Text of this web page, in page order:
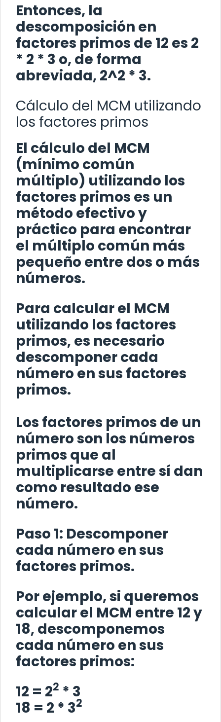
Entonces, la
descomposición en
factores primos de 12 es 2
* 2 * 3 o, de forma
abreviada, 2^2 * 3.
Cálculo del MCM utilizando
los factores primos
El cálculo del MCM
(mínimo común
múltiplo) utilizando los
factores primos es un
método efectivo y
práctico para encontrar
el múltiplo común más
pequeño entre dos o más
números.
Para calcular el MCM
utilizando los factores
primos, es necesario
descomponer cada
número en sus factores
primos.
Los factores primos de un
número son los números
primos que al
multiplicarse entre sí dan
como resultado ese
número.
Paso 1: Descomponer
cada número en sus
factores primos.
Por ejemplo, si queremos
calcular el MCM entre 12 y
18, descomponemos
cada número en sus
factores primos:
12 = 22 * 3
18 = 2 * 32